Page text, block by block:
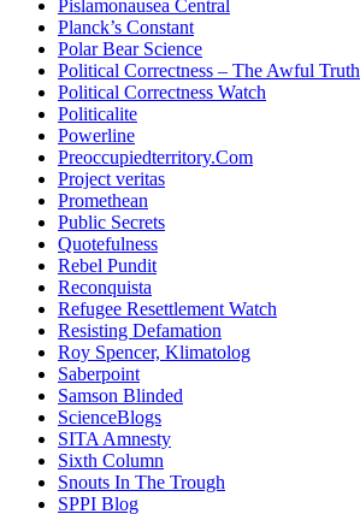
Pislamonausea Central
Planck’s Constant
Polar Bear Science
Political Correctness – The Awful Truth
Political Correctness Watch
Politicalite
Powerline
Preoccupiedterritory.Com
Project veritas
Promethean
Public Secrets
Quotefulness
Rebel Pundit
Reconquista
Refugee Resettlement Watch
Resisting Defamation
Roy Spencer, Klimatolog
Saberpoint
Samson Blinded
ScienceBlogs
SITA Amnesty
Sixth Column
Snouts In The Trough
SPPI Blog